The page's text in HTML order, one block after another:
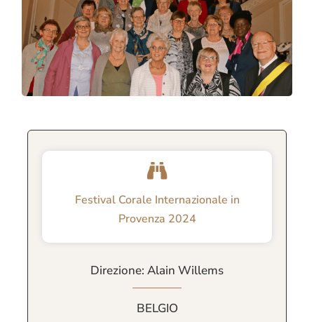
Festival Corale Internazionale in
Provenza 2024
Direzione: Alain Willems
BELGIO